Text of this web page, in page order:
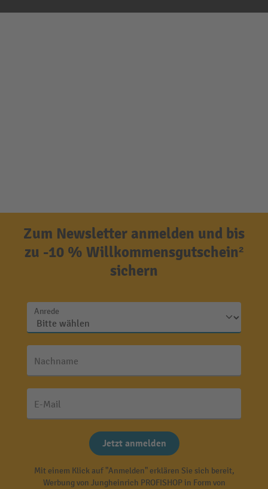
Zum Newsletter anmelden und bis
zu -10 % Willkommensgutschein²
sichern
Anrede
Nachname
E-Mail
Jetzt anmelden
Mit einem Klick auf "Anmelden" erklären Sie sich bereit,
Werbung von Jungheinrich PROFISHOP in Form von